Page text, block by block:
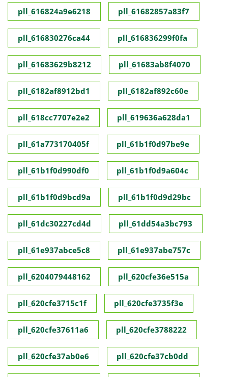
pll_616824a9e6218 pll_61682857a83f7
pll_616830276ca44 pll_616836299f0fa
pll_61683629b8212 pll_61683ab8f4070
pll_6182af8912bd1 pll_6182af892c60e
pll_618cc7707e2e2 pll_619636a628da1
pll_61a773170405f pll_61b1f0d97be9e
pll_61b1f0d990df0 pll_61b1f0d9a604c
pll_61b1f0d9bcd9a pll_61b1f0d9d29bc
pll_61dc30227cd4d pll_61dd54a3bc793
pll_61e937abce5c8 pll_61e937abe757c
pll_6204079448162 pll_620cfe36e515a
pll_620cfe3715c1f pll_620cfe3735f3e
pll_620cfe37611a6 pll_620cfe3788222
pll_620cfe37ab0e6 pll_620cfe37cb0dd